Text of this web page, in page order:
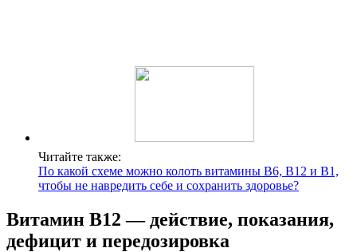
Читайте также:
По какой схеме можно колоть витамины В6, В12 и В1,
чтобы не навредить себе и сохранить здоровье?
Витамин В12 — действие, показания,
дефицит и передозировка